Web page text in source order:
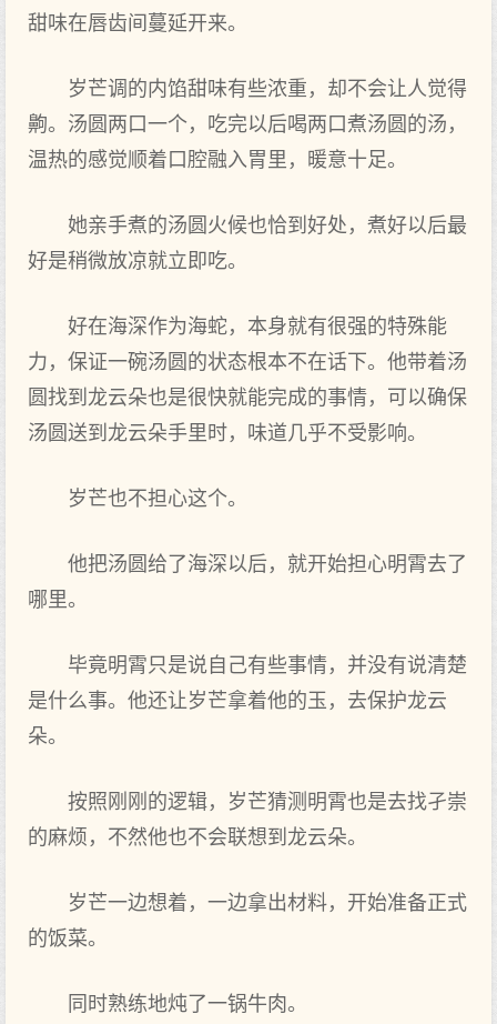
甜味在唇齿间蔓延开来。
岁芒调的内馅甜味有些浓重，却不会让人觉得
齁。汤圆两口一个，吃完以后喝两口煮汤圆的汤，
温热的感觉顺着口腔融入胃里，暖意十足。
她亲手煮的汤圆火候也恰到好处，煮好以后最
好是稍微放凉就立即吃。
好在海深作为海蛇，本身就有很强的特殊能
力，保证一碗汤圆的状态根本不在话下。他带着汤
圆找到龙云朵也是很快就能完成的事情，可以确保
汤圆送到龙云朵手里时，味道几乎不受影响。
岁芒也不担心这个。
他把汤圆给了海深以后，就开始担心明霄去了
哪里。
毕竟明霄只是说自己有些事情，并没有说清楚
是什么事。他还让岁芒拿着他的玉，去保护龙云
朵。
按照刚刚的逻辑，岁芒猜测明霄也是去找孑崇
的麻烦，不然他也不会联想到龙云朵。
岁芒一边想着，一边拿出材料，开始准备正式
的饭菜。
同时熟练地炖了一锅牛肉。